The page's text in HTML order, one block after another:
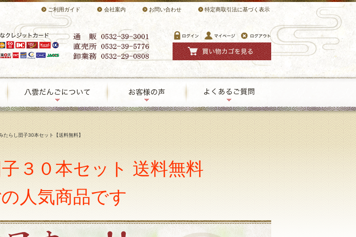
ご利用ガイド 会社案内 お問い合わせ 特定商取引法に基づく表示
たらし団子30本セット【送料無料】
３０本セット 送料無料
人気商品です